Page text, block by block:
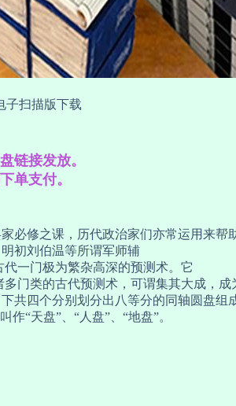
子扫描版下载
链接发放。
单支付。
必修之课，历代政治家们亦常运用来帮
初刘伯温等所谓军师辅
一门极为繁杂高深的预测术。它
门类的古代预测术，可谓集其大成，
共四个分别划分出八等分的同轴圆盘组
作“天盘”、“人盘”、“地盘”。